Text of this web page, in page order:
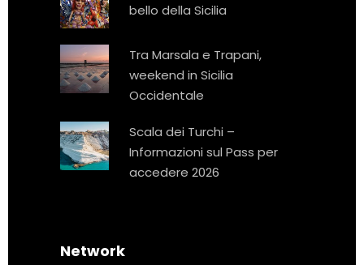
bello della Sicilia
Tra Marsala e Trapani,
weekend in Sicilia
Occidentale
Scala dei Turchi –
Informazioni sul Pass per
accedere 2026
Network